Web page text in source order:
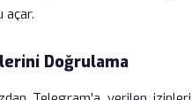
açar.
Doğrulama